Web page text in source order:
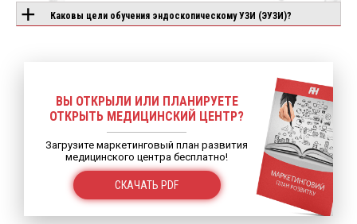
Каковы цели обучения эндоскопическому УЗИ (ЭУЗИ)?
ВЫ ОТКРЫЛИ ИЛИ ПЛАНИРУЕТЕ
ОТКРЫТЬ МЕДИЦИНСКИЙ ЦЕНТР?
Загрузите маркетинговый план развития
медицинского центра бесплатно!
СКАЧАТЬ PDF